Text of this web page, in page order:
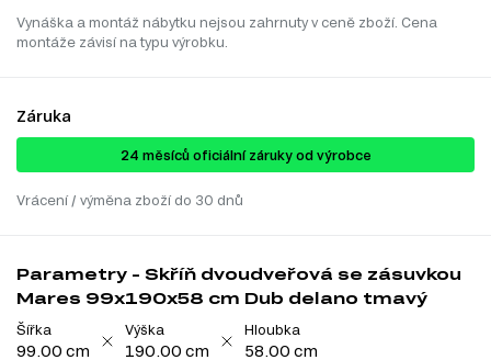
Vynáška a montáž nábytku nejsou zahrnuty v ceně zboží. Cena
montáže závisí na typu výrobku.
Záruka
24 ​​​​měsíců oficiální záruky od výrobce
Vrácení / výměna zboží do 30 dnů
Parametry - Skříň dvoudveřová se zásuvkou
Mares 99x190x58 cm Dub delano tmavý
Šířka
99.00 cm
Výška
190.00 cm
Hloubka
58.00 cm